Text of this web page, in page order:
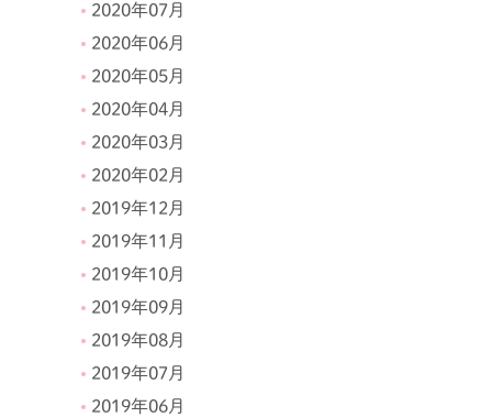
2020年07月
2020年06月
2020年05月
2020年04月
2020年03月
2020年02月
2019年12月
2019年11月
2019年10月
2019年09月
2019年08月
2019年07月
2019年06月